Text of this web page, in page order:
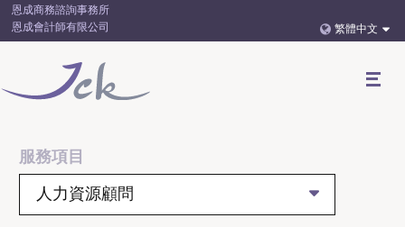
恩成商務諮詢事務所
恩成會計師有限公司
繁體中文
服務項目
人力資源顧問